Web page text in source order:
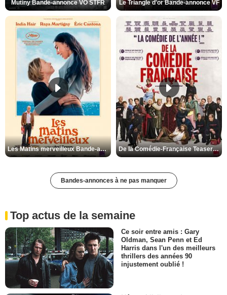
Mutiny Bande-annonce VO STFR Le Triangle d'or Bande-annonce VF
Les Matins merveilleux Bande-annonce VF De la Comédie-Française Teaser VF
Bandes-annonces à ne pas manquer
Top actus de la semaine
Ce soir entre amis : Gary
Oldman, Sean Penn et Ed
Harris dans l'un des meilleurs
thrillers des années 90
injustement oublié !